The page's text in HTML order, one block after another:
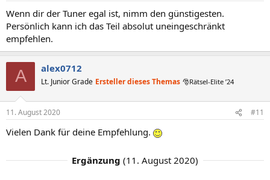
Wenn dir der Tuner egal ist, nimm den günstigesten.
Persönlich kann ich das Teil absolut uneingeschränkt
empfehlen.
A alex0712
Lt. Junior Grade Ersteller dieses Themas 🎅Rätsel-Elite ’24
11. August 2020 #11
Vielen Dank für deine Empfehlung.
Ergänzung (11. August 2020)